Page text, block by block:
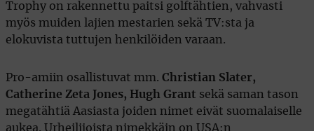
Trophy on rakennettu paitsi golftähtien, vahvasti
myös muiden lajien mestarien sekä TV:sta ja
elokuvista tuttujen henkilöiden varaan.
Pro-amiin osallistuvat mm. Christian Slater,
Catherine Zeta Jones, Hugh Grant sekä saman tason
megatähtiä Aasiasta joiden nimet eivät suomalaiselle
aukea. Urheilijoista nimekkäin on USA:n